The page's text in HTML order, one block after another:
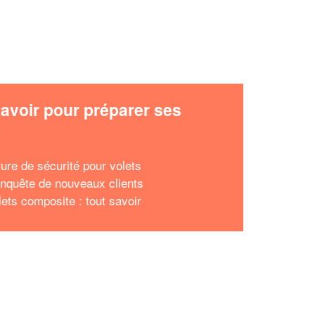
pour préparer ses
de sécurité pour volets
de nouveaux clients
composite : tout savoir